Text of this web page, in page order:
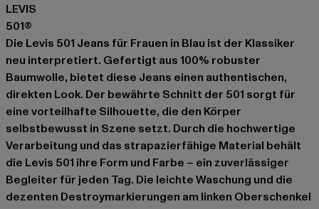
LEVIS
501®
Die Levis 501 Jeans für Frauen in Blau ist der Klassiker
neu interpretiert. Gefertigt aus 100% robuster
Baumwolle, bietet diese Jeans einen authentischen,
direkten Look. Der bewährte Schnitt der 501 sorgt für
eine vorteilhafte Silhouette, die den Körper
selbstbewusst in Szene setzt. Durch die hochwertige
Verarbeitung und das strapazierfähige Material behält
die Levis 501 ihre Form und Farbe – ein zuverlässiger
Begleiter für jeden Tag. Die leichte Waschung und die
dezenten Destroymarkierungen am linken Oberschenkel